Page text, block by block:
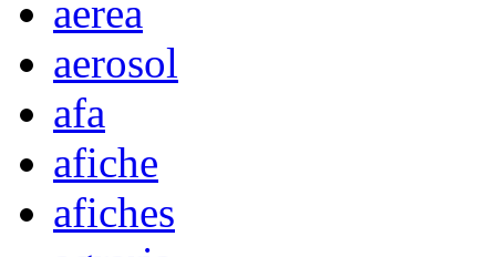
aerea
aerosol
afa
afiche
afiches